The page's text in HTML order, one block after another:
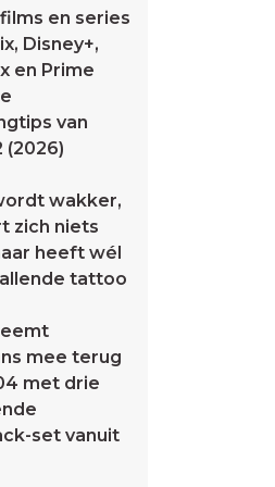
en series
Disney+,
en Prime
van
(2026)
wakker,
zich niets
heeft wél
tattoo
mee terug
met drie
set vanuit